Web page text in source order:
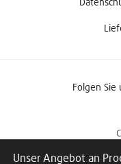
Folgen Sie
Unser Angebot an